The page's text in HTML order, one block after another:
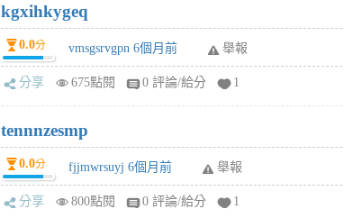
kgxihkygeq
0.0分 vmsgsrvgpn 6個月前 舉報
分享 675點閱 0 評論/給分 1
tennnzesmp
0.0分 fjjmwrsuyj 6個月前 舉報
分享 800點閱 0 評論/給分 1